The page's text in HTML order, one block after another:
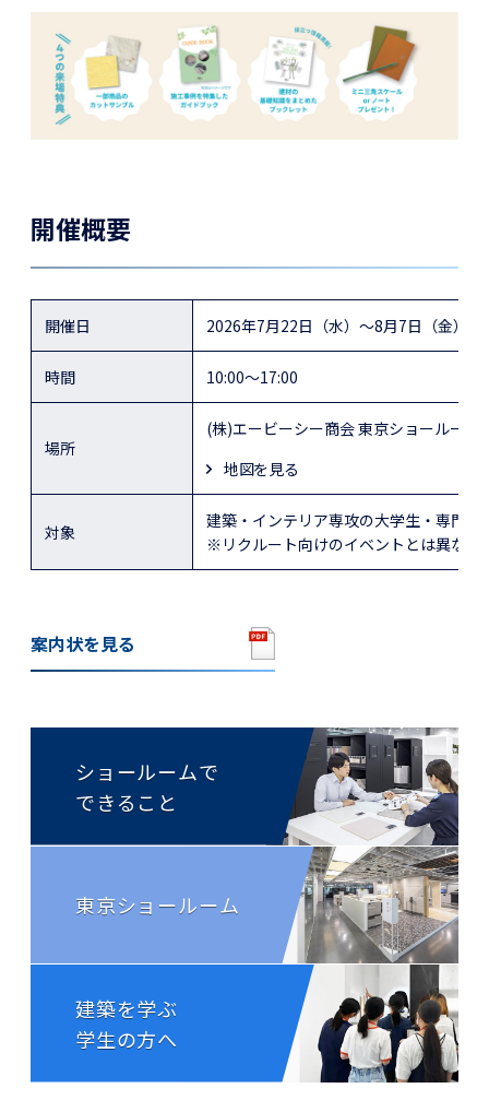
開催概要
開催日 2026年7月22日（水）～8月7日（金）
時間 10:00～17:00
場所
(株)エービーシー商会 東京ショールーム
地図を見る
対象
建築・インテリア専攻の大学生・専門学
※リクルート向けのイベントとは異なり
案内状を見る
ショールームで
できること
東京ショールーム
建築を学ぶ
学生の方へ